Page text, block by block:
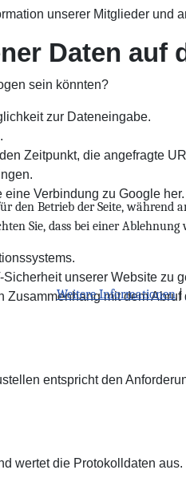
unserer Mitglieder und
Daten auf
sein könnten?
zur Dateneingabe.
Zeitpunkt, die angefragte
eine Verbindung zu Google her.
unserer Website zu
mit dem
entspricht den
wertet die Protokolldaten
Betrieb der Seite,
Sie, dass bei einer
Weitere Informationen|